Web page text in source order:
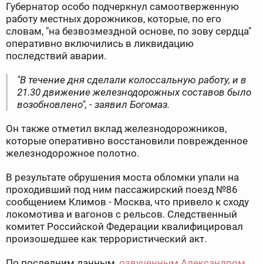
Губернатор особо подчеркнул самоотверженную
работу местных дорожников, которые, по его
словам, "на безвозмездной основе, по зову сердца"
оперативно включились в ликвидацию
последствий аварии.
"В течение дня сделали колоссальную работу, и в
21.30 движение железнодорожных составов было
возобновлено", - заявил Богомаз.
Он также отметил вклад железнодорожников,
которые оперативно восстановили поврежденное
железнодорожное полотно.
В результате обрушения моста обломки упали на
проходивший под ним пассажирский поезд №86
сообщением Климов - Москва, что привело к сходу
локомотива и вагонов с рельсов. Следственный
комитет Российской Федерации квалифицировал
произошедшее как террористический акт.